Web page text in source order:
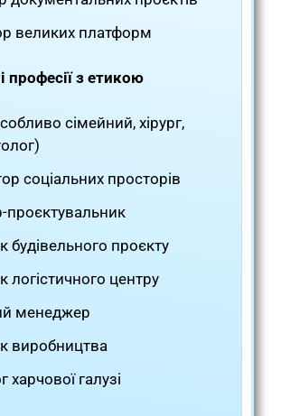
великих платформ
професії з етикою
сімейний, хірург,
соціальних просторів
проєктувальник
будівельного проєкту
логістичного центру
менеджер
виробництва
харчової галузі